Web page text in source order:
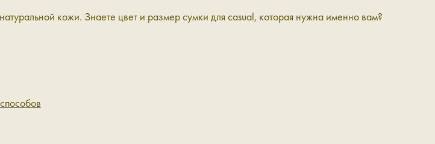
кожи. Знаете цвет и размер сумки для casual, которая нужна именно вам?